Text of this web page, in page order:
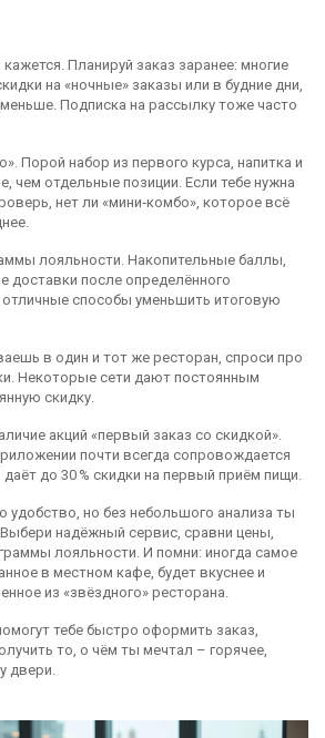
Планируй заказ заранее: многие
на «ночные» заказы или в будние дни,
Подписка на рассылку тоже часто
Порой набор из первого курса, напитка и
чем отдельные позиции. Если тебе нужна
нет ли «мини‑комбо», которое всё
лояльности. Накопительные баллы,
доставки после определённого
способы уменьшить итоговую
в один и тот же ресторан, спроси про
Некоторые сети дают постоянным
скидку.
акций «первый заказ со скидкой».
почти всегда сопровождается
до 30 % скидки на первый приём пищи.
удобство, но без небольшого анализа ты
надёжный сервис, сравни цены,
лояльности. И помни: иногда самое
в местном кафе, будет вкуснее и
из «звёздного» ресторана.
тебе быстро оформить заказ,
то, о чём ты мечтал – горячее,
двери.